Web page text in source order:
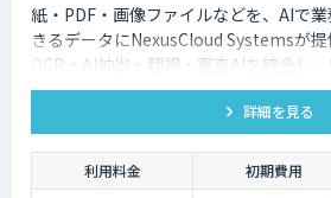
紙・PDF・画像ファイルなどを、AIで
きるデータにNexusCloud Systemsが提
OCR・AI抽出・翻訳・審査AIを統合し
の非構造化ドキュメントを構造化・ナ
ントによる業務自動化まで実現するAI
詳細を見る
利用料金 初期費用